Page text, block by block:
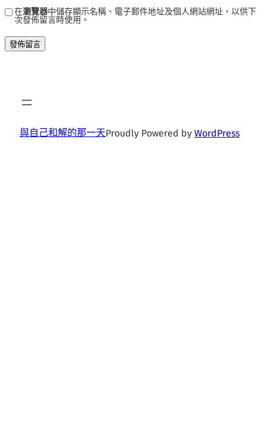
在瀏覽器中儲存顯示名稱、電子郵件地址及個人網站網址，以供下
次發佈留言時使用。
與自己和解的那一天Proudly Powered by WordPress